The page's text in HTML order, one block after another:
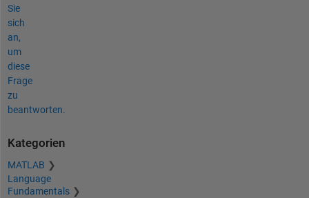
Sie
sich
an,
um
diese
Frage
zu
beantworten.
Kategorien
MATLAB
Language
Fundamentals